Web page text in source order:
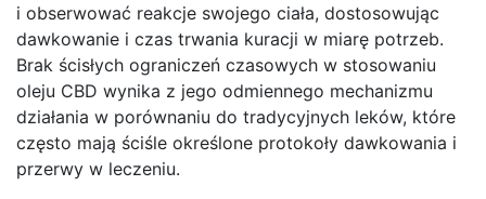
i obserwować reakcje swojego ciała, dostosowując
dawkowanie i czas trwania kuracji w miarę potrzeb.
Brak ścisłych ograniczeń czasowych w stosowaniu
oleju CBD wynika z jego odmiennego mechanizmu
działania w porównaniu do tradycyjnych leków, które
często mają ściśle określone protokoły dawkowania i
przerwy w leczeniu.